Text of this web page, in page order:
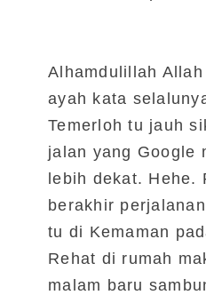
Alhamdulillah
ayah kata
Temerloh tu jauh
jalan yang Google
lebih dekat. Hehe.
berakhir
tu di Kemaman
Rehat di rumah
malam baru